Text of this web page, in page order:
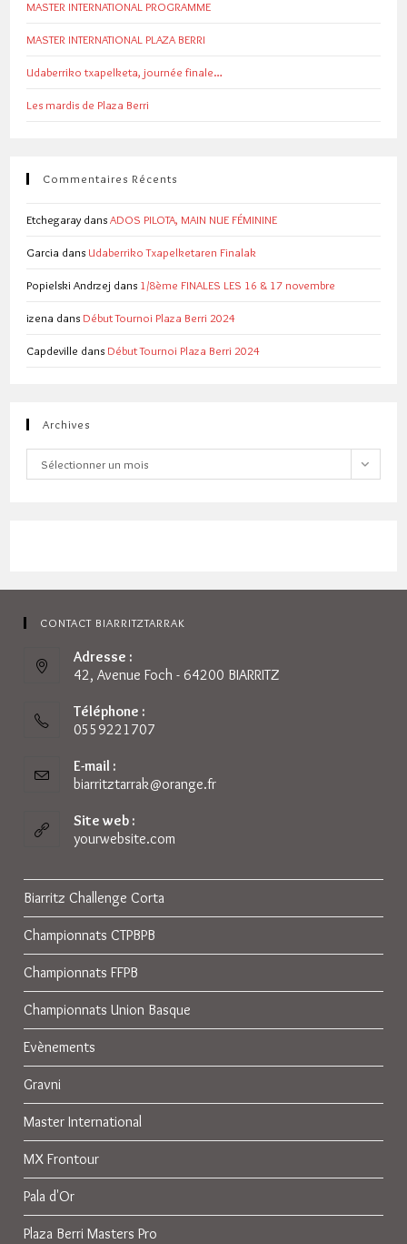
MASTER INTERNATIONAL PROGRAMME
MASTER INTERNATIONAL PLAZA BERRI
Udaberriko txapelketa, journée finale…
Les mardis de Plaza Berri
Commentaires Récents
Etchegaray dansADOS PILOTA, MAIN NUE FÉMININE
Garcia dans Udaberriko Txapelketaren Finalak
Popielski Andrzej dans 1/8ème FINALES LES 16 & 17 novembre
izena dans Début Tournoi Plaza Berri 2024
Capdeville dans Début Tournoi Plaza Berri 2024
Archives
Archives
Sélectionner un mois
CONTACT BIARRITZTARRAK
Adresse :
42, Avenue Foch - 64200 BIARRITZ
Téléphone :
0559221707
E-mail :
biarritztarrak@orange.frS’ouvre
Site web :
yourwebsite.com
Biarritz Challenge Corta
Championnats CTPBPB
Championnats FFPB
Championnats Union Basque
Evènements
Gravni
Master International
MX Frontour
Pala d'Or
Plaza Berri Masters Pro